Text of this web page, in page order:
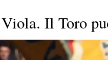
Il Toro